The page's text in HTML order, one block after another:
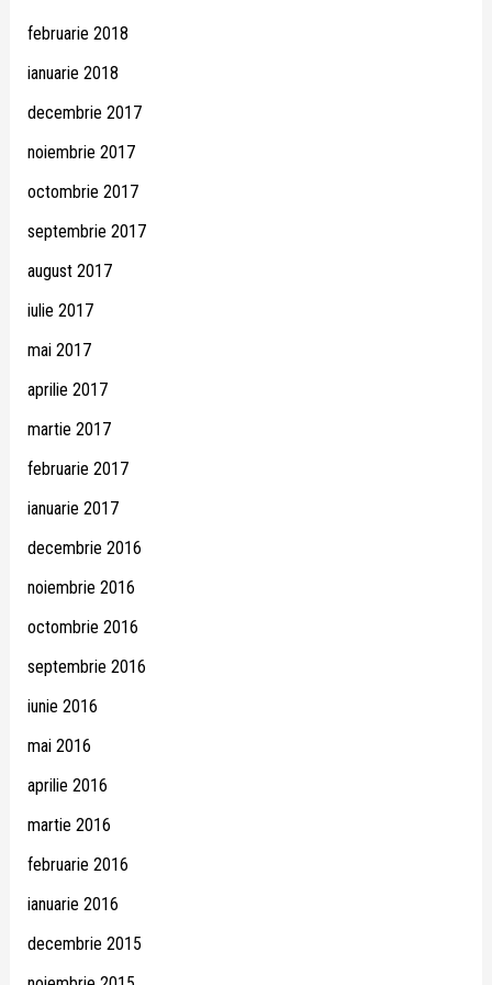
februarie 2018
ianuarie 2018
decembrie 2017
noiembrie 2017
octombrie 2017
septembrie 2017
august 2017
iulie 2017
mai 2017
aprilie 2017
martie 2017
februarie 2017
ianuarie 2017
decembrie 2016
noiembrie 2016
octombrie 2016
septembrie 2016
iunie 2016
mai 2016
aprilie 2016
martie 2016
februarie 2016
ianuarie 2016
decembrie 2015